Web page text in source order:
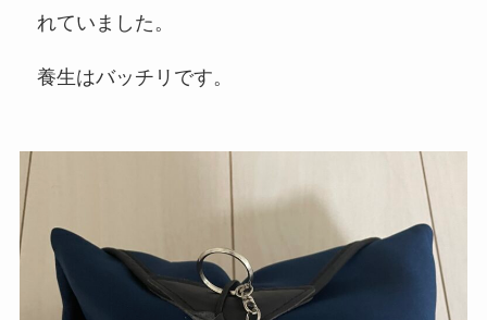
れていました。
養生はバッチリです。